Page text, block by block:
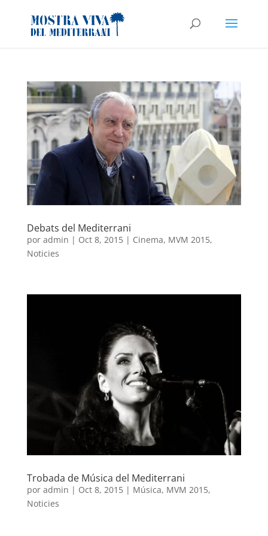
Debats del Mediterrani
por admin | Oct 8, 2015| Cinema, MVM 2015,
Noticies
Trobada de Música del Mediterrani
por admin | Oct 8, 2015| Música, MVM 2015,
Noticies